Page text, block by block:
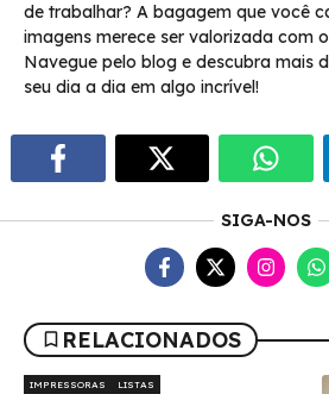
de trabalhar? A bagagem que você
imagens merece ser valorizada com
Navegue pelo blog e descubra mais
seu dia a dia em algo incrível!
SIGA-NOS
RELACIONADOS
IMPRESSORAS LISTAS